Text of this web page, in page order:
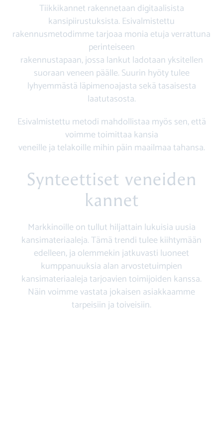
Tiikkikannet rakennetaan digitaalisista
kansipiirustuksista. Esivalmistettu
rakennusmetodimme tarjoaa monia etuja verrattuna
perinteiseen
rakennustapaan, jossa lankut ladotaan yksitellen
suoraan veneen päälle. Suurin hyöty tulee
lyhyemmästä läpimenoajasta sekä tasaisesta
laatutasosta.
Esivalmistettu metodi mahdollistaa myös sen, että
voimme toimittaa kansia
veneille ja telakoille mihin päin maailmaa tahansa.
Synteettiset veneiden
kannet
Markkinoille on tullut hiljattain lukuisia uusia
kansimateriaaleja. Tämä trendi tulee kiihtymään
edelleen, ja olemmekin jatkuvasti luoneet
kumppanuuksia alan arvostetuimpien
kansimateriaaleja tarjoavien toimijoiden kanssa.
Näin voimme vastata jokaisen asiakkaamme
tarpeisiin ja toiveisiin.